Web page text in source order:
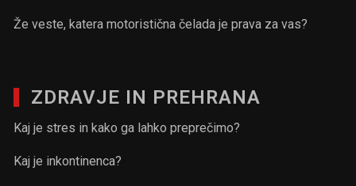
Že veste, katera motoristična čelada je prava za vas?
ZDRAVJE IN PREHRANA
Kaj je stres in kako ga lahko preprečimo?
Kaj je inkontinenca?